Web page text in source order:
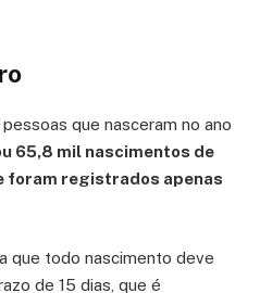
que nasceram no ano
65,8 mil nascimentos de
foram registrados apenas
que todo nascimento deve
de 15 dias, que é